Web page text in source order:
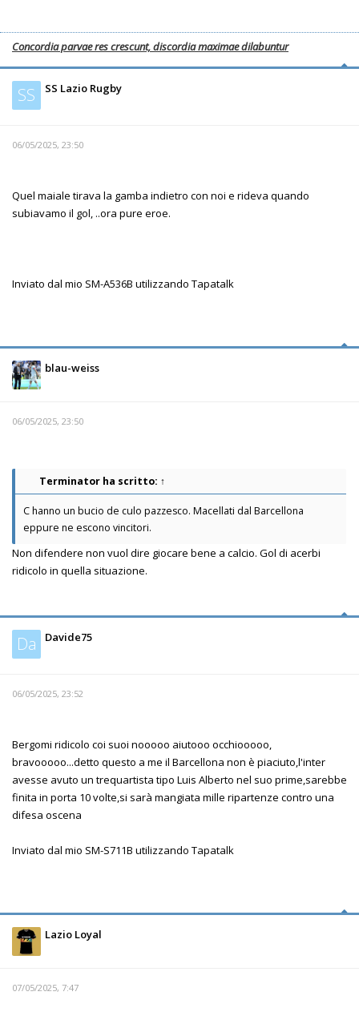
Concordia parvae res crescunt, discordia maximae dilabuntur
SS SS Lazio Rugby
06/05/2025, 23:50
Quel maiale tirava la gamba indietro con noi e rideva quando
subiavamo il gol, ..ora pure eroe.
Inviato dal mio SM-A536B utilizzando Tapatalk
blau-weiss
06/05/2025, 23:50
Terminator ha scritto: ↑
C hanno un bucio de culo pazzesco. Macellati dal Barcellona
eppure ne escono vincitori.
Non difendere non vuol dire giocare bene a calcio. Gol di acerbi
ridicolo in quella situazione.
Da Davide75
06/05/2025, 23:52
Bergomi ridicolo coi suoi nooooo aiutooo occhiooooo,
bravooooo...detto questo a me il Barcellona non è piaciuto,l'inter
avesse avuto un trequartista tipo Luis Alberto nel suo prime,sarebbe
finita in porta 10 volte,si sarà mangiata mille ripartenze contro una
difesa oscena
Inviato dal mio SM-S711B utilizzando Tapatalk
Lazio Loyal
07/05/2025, 7:47